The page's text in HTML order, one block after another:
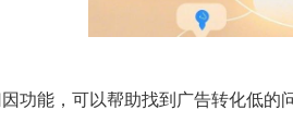
功能，可以帮助找到广告转化低的